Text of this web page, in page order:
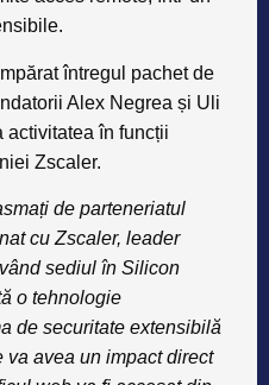
întregul pachet de
Alex Negrea și Uli
activitatea în funcții
Zscaler.
de parteneriatul
cu Zscaler, leader
sediul în Silicon
o tehnologie
de securitate extensibilă
va avea un impact direct